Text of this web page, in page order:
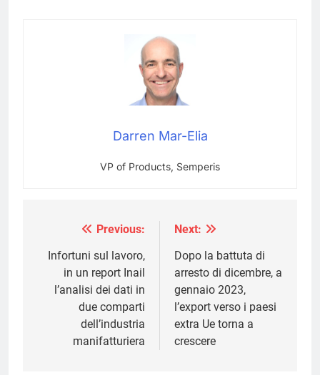
Darren Mar-Elia
VP of Products, Semperis
Navigazione
articoli
Previous:
Infortuni sul lavoro,
in un report Inail
l’analisi dei dati in
due comparti
dell’industria
manifatturiera
Next:
Dopo la battuta di
arresto di dicembre, a
gennaio 2023,
l’export verso i paesi
extra Ue torna a
crescere